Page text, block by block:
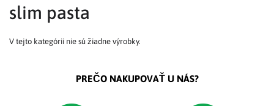
slim pasta
V tejto kategórii nie sú žiadne výrobky.
PREČO NAKUPOVAŤ U NÁS?